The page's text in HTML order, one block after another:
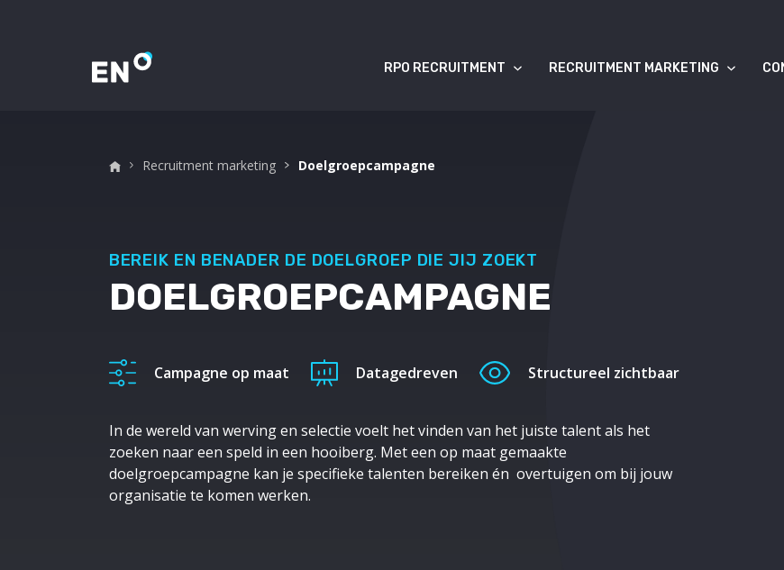
RPO RECRUITMENT RECRUITMENT MARKETING
Recruitment marketing Doelgroepcampagne
BEREIK EN BENADER DE DOELGROEP DIE JIJ ZOEKT
DOELGROEPCAMPAGNE
Campagne op maat Datagedreven Structureel zichtbaar
In de wereld van werving en selectie voelt het vinden van het juiste talent als het
zoeken naar een speld in een hooiberg. Met een op maat gemaakte
doelgroepcampagne kan je specifieke talenten bereiken én overtuigen om bij jouw
organisatie te komen werken.